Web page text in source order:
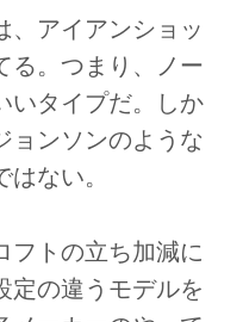
、アイアンショッ
る。つまり、ノー
いタイプだ。しか
ョンソンのような
ない。
フトの立ち加減に
定の違うモデルを